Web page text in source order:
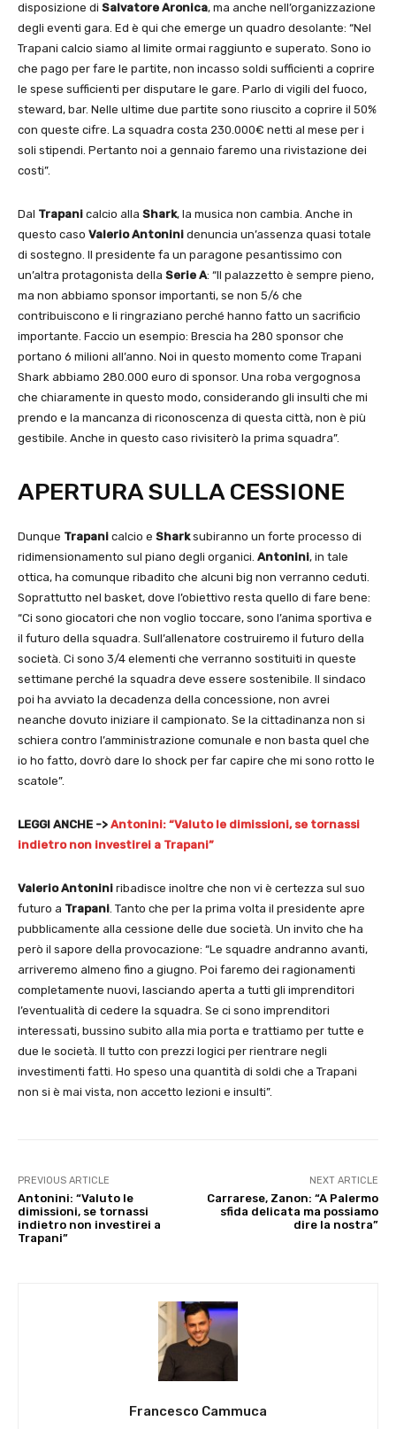
disposizione di Salvatore Aronica, ma anche nell’organizzazione
degli eventi gara. Ed è qui che emerge un quadro desolante: “Nel
Trapani calcio siamo al limite ormai raggiunto e superato. Sono io
che pago per fare le partite, non incasso soldi sufficienti a coprire
le spese sufficienti per disputare le gare. Parlo di vigili del fuoco,
steward, bar. Nelle ultime due partite sono riuscito a coprire il 50%
con queste cifre. La squadra costa 230.000€ netti al mese per i
soli stipendi. Pertanto noi a gennaio faremo una rivistazione dei
costi”.
Dal Trapani calcio alla Shark, la musica non cambia. Anche in
questo caso Valerio Antonini denuncia un’assenza quasi totale
di sostegno. Il presidente fa un paragone pesantissimo con
un’altra protagonista della Serie A: “Il palazzetto è sempre pieno,
ma non abbiamo sponsor importanti, se non 5/6 che
contribuiscono e li ringraziano perché hanno fatto un sacrificio
importante. Faccio un esempio: Brescia ha 280 sponsor che
portano 6 milioni all’anno. Noi in questo momento come Trapani
Shark abbiamo 280.000 euro di sponsor. Una roba vergognosa
che chiaramente in questo modo, considerando gli insulti che mi
prendo e la mancanza di riconoscenza di questa città, non è più
gestibile. Anche in questo caso rivisiterò la prima squadra”.
APERTURA SULLA CESSIONE
Dunque Trapani calcio e Sharksubiranno un forte processo di
ridimensionamento sul piano degli organici. Antonini, in tale
ottica, ha comunque ribadito che alcuni big non verranno ceduti.
Soprattutto nel basket, dove l’obiettivo resta quello di fare bene:
“Ci sono giocatori che non voglio toccare, sono l’anima sportiva e
il futuro della squadra. Sull’allenatore costruiremo il futuro della
società. Ci sono 3/4 elementi che verranno sostituiti in queste
settimane perché la squadra deve essere sostenibile. Il sindaco
poi ha avviato la decadenza della concessione, non avrei
neanche dovuto iniziare il campionato. Se la cittadinanza non si
schiera contro l’amministrazione comunale e non basta quel che
io ho fatto, dovrò dare lo shock per far capire che mi sono rotto le
scatole”.
LEGGI ANCHE -> Antonini: “Valuto le dimissioni, se tornassi
indietro non investirei a Trapani”
Valerio Antonini ribadisce inoltre che non vi è certezza sul suo
futuro a Trapani. Tanto che per la prima volta il presidente apre
pubblicamente alla cessione delle due società. Un invito che ha
però il sapore della provocazione: “Le squadre andranno avanti,
arriveremo almeno fino a giugno. Poi faremo dei ragionamenti
completamente nuovi, lasciando aperta a tutti gli imprenditori
l’eventualità di cedere la squadra. Se ci sono imprenditori
interessati, bussino subito alla mia porta e trattiamo per tutte e
due le società. Il tutto con prezzi logici per rientrare negli
investimenti fatti. Ho speso una quantità di soldi che a Trapani
non si è mai vista, non accetto lezioni e insulti”.
PREVIOUS ARTICLE
Antonini: “Valuto le
dimissioni, se tornassi
indietro non investirei a
Trapani”
NEXT ARTICLE
Carrarese, Zanon: “A Palermo
sfida delicata ma possiamo
dire la nostra”
Francesco Cammuca